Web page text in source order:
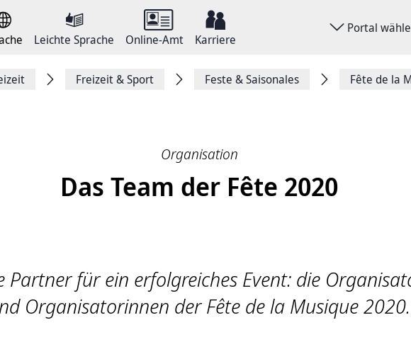
Leichte Sprache Online-Amt Karriere
Portal
Freizeit & Sport Feste & Saisonales Fête de la
Organisation
Das Team der Fête 2020
Partner für ein erfolgreiches Event: die
Organisatorinnen der Fête de la Musique 2020.